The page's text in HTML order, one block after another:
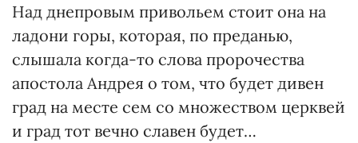
Над днепровым привольем стоит она на
ладони горы, которая, по преданью,
слышала когда-то слова пророчества
апостола Андрея о том, что будет дивен
град на месте сем со множеством церквей
и град тот вечно славен будет…